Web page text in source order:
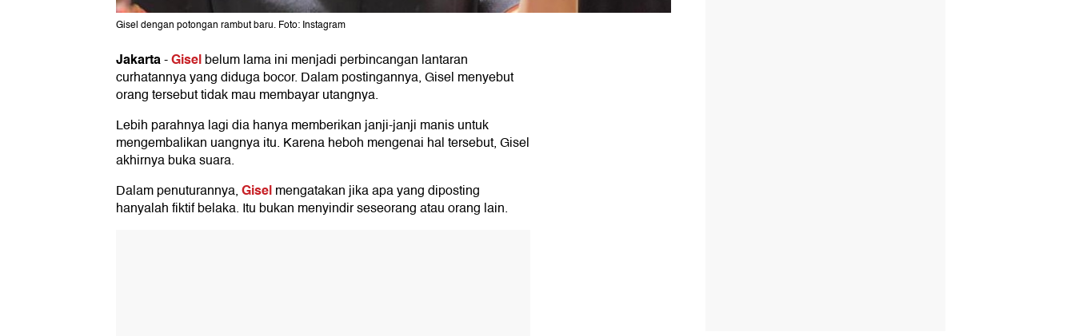
Gisel dengan potongan rambut baru. Foto: Instagram
Jakarta-Giselbelum lama ini menjadi perbincangan lantaran
curhatannya yang diduga bocor. Dalam postingannya, Gisel menyebut
orang tersebut tidak mau membayar utangnya.
Lebih parahnya lagi dia hanya memberikan janji-janji manis untuk
mengembalikan uangnya itu. Karena heboh mengenai hal tersebut, Gisel
akhirnya buka suara.
Dalam penuturannya,Giselmengatakan jika apa yang diposting
hanyalah fiktif belaka. Itu bukan menyindir seseorang atau orang lain.